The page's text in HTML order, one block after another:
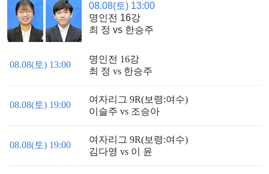
08.08(토) 13:00
명인전 16강
최 정 vs 한승주
08.08(토) 13:00
명인전 16강
최 정 vs 한승주
08.08(토) 19:00
여자리그 9R(보령:여수)
이슬주 vs 조승아
08.08(토) 19:00
여자리그 9R(보령:여수)
김다영 vs 이 윤